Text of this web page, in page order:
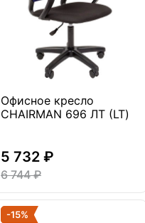
Офисное кресло
CHAIRMAN 696 ЛТ (LT)
5 732 ₽
6 744 ₽
-15%